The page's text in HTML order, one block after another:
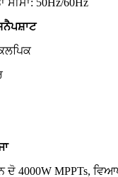
ਦੋ 4000W MPPTs,